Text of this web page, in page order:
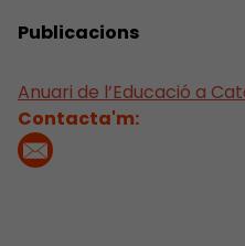
Publicacions
Anuari de l’Educació a
Contacta'm: